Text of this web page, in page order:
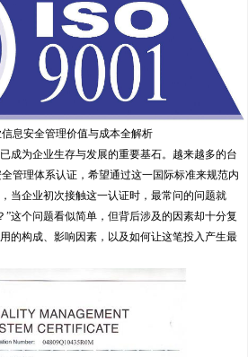
息安全管理价值与成本全解析
成为企业生存与发展的重要基石。越来越多的台
管理体系认证，希望通过这一国际标准来规范内
当企业初次接触这一认证时，最常问的问题就
”这个问题看似简单，但背后涉及的因素却十分复
的构成、影响因素，以及如何让这笔投入产生最